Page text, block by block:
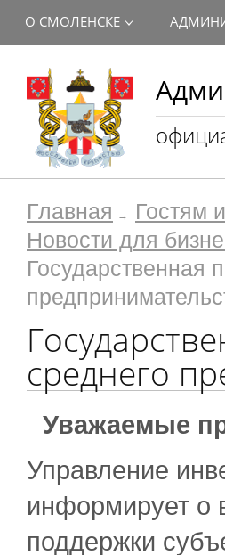
О СМОЛЕНСКЕ
Главная Гостям
Новости для
Государственная
среднего
Уважаемые
Управление
информирует о
поддержки